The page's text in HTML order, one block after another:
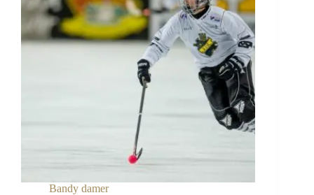
Bandy damer